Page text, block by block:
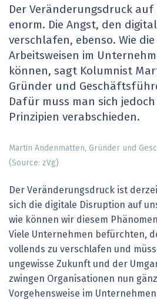
Der Veränderungsdruck
enorm. Die Angst, den
verschlafen, ebenso. Wie
Arbeitsweisen im
können, sagt Kolumnist
Gründer und
Dafür muss man sich
Prinzipien verabschieden.
Martin Andenmatten, Gründer und
(Source: zVg)
Der Veränderungsdruck ist
sich die digitale Disruption auf
wie können wir diesem
Viele Unternehmen befürchten,
vollends zu verschlafen und
ungewisse Zukunft und der
zwingen Organisationen nun
Vorgehensweise im